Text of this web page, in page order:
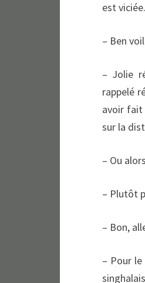
est
– Ben
– Jolie
rappelé
avoir fait
sur la
– Ou
– Plutôt
– Bon,
– Pour